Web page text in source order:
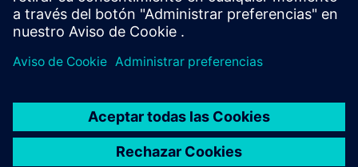
© Siemens 1996 – 2026
Información Corporativa
Politica de Privacidad y Cookies
Digital ID